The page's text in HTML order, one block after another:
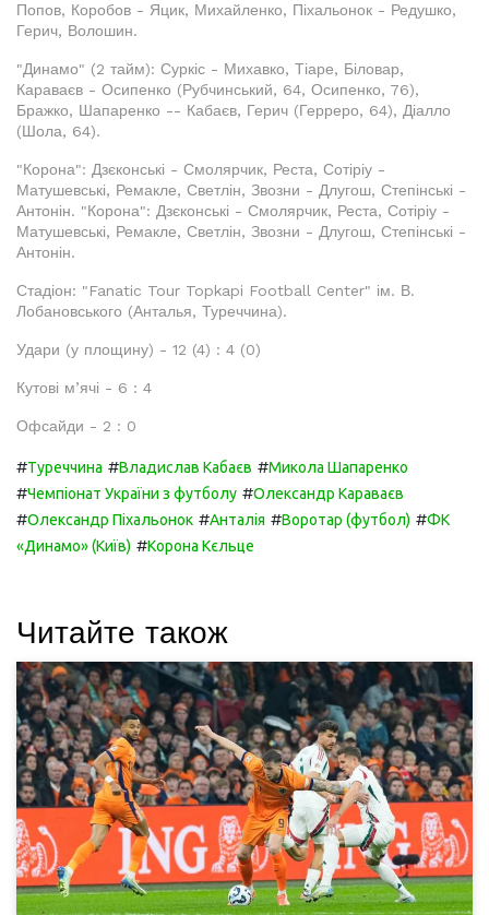
Попов, Коробов - Яцик, Михайленко, Піхальонок - Редушко,
Герич, Волошин.
"Динамо" (2 тайм): Суркіс - Михавко, Тіаре, Біловар,
Караваєв - Осипенко (Рубчинський, 64, Осипенко, 76),
Бражко, Шапаренко -- Кабаєв, Герич (Герреро, 64), Діалло
(Шола, 64).
"Корона": Дзєконські - Смолярчик, Реста, Сотіріу -
Матушевські, Ремакле, Светлін, Звозни - Длугош, Степінські -
Антонін. "Корона": Дзєконські - Смолярчик, Реста, Сотіріу -
Матушевські, Ремакле, Светлін, Звозни - Длугош, Степінські -
Антонін.
Стадіон: "Fanatic Tour Topkapi Football Center" ім. В.
Лобановського (Анталья, Туреччина).
Удари (у площину) - 12 (4) : 4 (0)
Кутові м’ячі - 6 : 4
Офсайди - 2 : 0
#Туреччина #Владислав Кабаєв #Микола Шапаренко
#Чемпіонат України з футболу #Олександр Караваєв
#Олександр Піхальонок #Анталія #Воротар (футбол) #ФК
«Динамо» (Київ) #Корона Кєльце
Читайте також